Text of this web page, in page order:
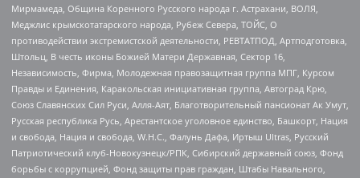
Мирмамеда, Община Коренного Русского народа г. Астрахани, ВОЛЯ,
Меджлис крымскотатарского народа, Рубеж Севера, ТОЙС, О
противодействии экстремистской деятельности, РЕВТАТПОД, Артподготовка,
Штольц, В честь иконы Божией Матери Державная, Сектор 16,
Независимость, Фирма, Молодежная правозащитная группа МПГ, Курсом
Правды и Единения, Каракольская инициативная группа, Автоград Крю,
Союз Славянских Сил Руси, Алля-Аят, Благотворительный пансионат Ак Умут,
Русская республика Русь, Арестантское уголовное единство, Башкорт, Нация
и свобода, Нация и свобода, W.H.С., Фалунь Дафа, Иртыш Ultras, Русский
Патриотический клуб-Новокузнецк/РПК, Сибирский державный союз, Фонд
борьбы с коррупцией, Фонд защиты прав граждан, Штабы Навального,